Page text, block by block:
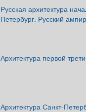
Русская архитектура
Петербург. Русский ампир
Архитектура первой
Архитектура Санкт-